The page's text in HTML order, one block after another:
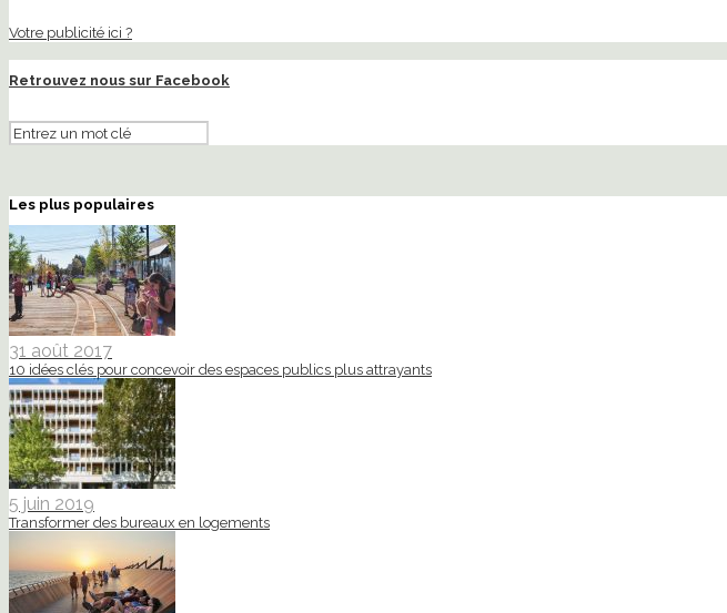
Votre publicité ici ?
Retrouvez nous sur Facebook
Les plus populaires
31 août 2017
10 idées clés pour concevoir des espaces publics plus attrayants
5 juin 2019
Transformer des bureaux en logements